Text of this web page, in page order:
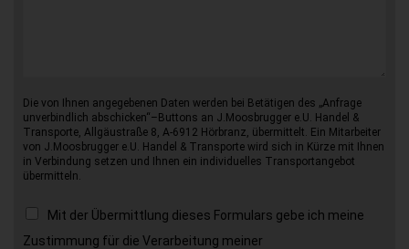
Die von Ihnen angegebenen Daten werden bei Betätigen des „Anfrage
unverbindlich abschicken“–Buttons an J.Moosbrugger e.U. Handel &
Transporte, Allgäustraße 8, A-6912 Hörbranz, übermittelt. Ein Mitarbeiter
von J.Moosbrugger e.U. Handel & Transporte wird sich in Kürze mit Ihnen
in Verbindung setzen und Ihnen ein individuelles Transportangebot
übermitteln.
Mit der Übermittlung dieses Formulars gebe ich meine
Zustimmung für die Verarbeitung meiner